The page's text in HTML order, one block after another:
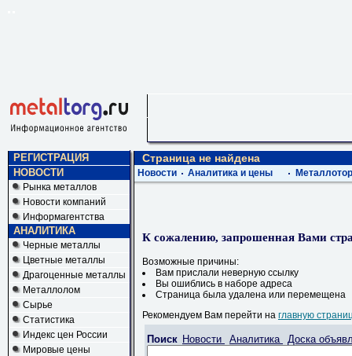
РЕГИСТРАЦИЯ
НОВОСТИ
Рынка металлов
Новости компаний
Информагентства
АНАЛИТИКА
Черные металлы
Цветные металлы
Драгоценные металлы
Металлолом
Сырье
Статистика
Индекс цен России
Мировые цены
Страница не найдена
Новости Аналитика и цены
К сожалению, запрошенная Вами
Возможные причины:
Вам прислали неверную ссылку
Вы ошиблись в наборе адреса
Страница была удалена или перемещена
Рекомендуем Вам перейти на главную
Поиск Новости Аналитика Доска